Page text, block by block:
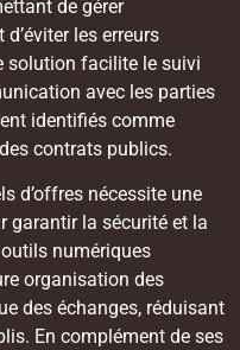
de gérer
les erreurs
solution facilite le suivi
avec les parties
identifiés comme
contrats publics.
d’offres nécessite une
garantir la sécurité et la
numériques
organisation des
des échanges, réduisant
En complément de ses